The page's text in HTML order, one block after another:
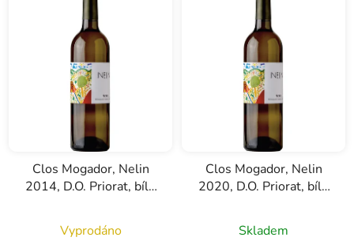
Clos Mogador, Nelin
2014, D.O. Priorat, bílé
Vyprodáno
Clos Mogador, Nelin
2020, D.O. Priorat, bílé
Skladem